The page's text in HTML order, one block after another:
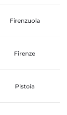
Firenzuola
Firenze
Pistoia